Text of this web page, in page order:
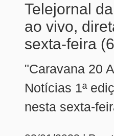
Telejornal
ao vivo,
sexta-feira
"Caravana 20
Notícias 1ª
nesta sexta-